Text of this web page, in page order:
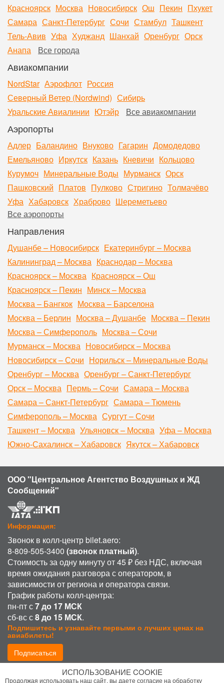
Красноярск Москва Новосибирск Ош Пекин Пхукет
Самара Санкт-Петербург Сочи Стамбул Ташкент
Тель-Авив Уфа Худжанд Шанхай Оренбург Орск
Анапа
Все города
Авиакомпании
NordStar Аэрофлот Россия
Северный Ветер (Nordwind) Сибирь
Уральские Авиалинии Ютэйр Все авиакомпании
Аэропорты
Адлер Баландино Внуково Гагарин Домодедово
Емельяново Иркутск Казань Кневичи Кольцово
Курумоч Минеральные Воды Мурманск Орск
Пашковский Платов Пулково Стригино Толмачёво
Уфа Хабаровск Храброво Шереметьево
Все аэропорты
Направления
Душанбе – Новосибирск Екатеринбург – Москва
Калининград – Москва Краснодар – Москва
Красноярск – Москва Красноярск – Ош
Красноярск – Пекин Минск – Москва
Москва – Бангкок Москва – Барселона
Москва – Берлин Москва – Душанбе Москва – Пекин
Москва – Симферополь Москва – Сочи
Мурманск – Москва Новосибирск – Москва
Новосибирск – Сочи Норильск – Минеральные Воды
Оренбург – Москва Оренбург – Санкт-Петербург
Орск – Москва Пермь – Сочи Самара – Москва
Самара – Санкт-Петербург Самара – Тюмень
Симферополь – Москва Сургут – Сочи
Ташкент – Москва Ульяновск – Москва Уфа – Москва
Южно-Сахалинск – Хабаровск Якутск – Хабаровск
ООО "Центральное Агентство Воздушных и ЖД
Сообщений"
Информация:
Звонок в колл-центр bilet.aero:
8-809-505-3400 (звонок платный).
Стоимость за одну минуту от 45 ₽ без НДС, включая
время ожидания разговора с оператором, в
зависимости от региона и оператора связи.
График работы колл-центра:
пн-пт с7 до 17 МСК
сб-вс с8 до 15 МСК.
Подпишитесь и узнавайте первыми о лучших ценах на
авиабилеты!
Подписаться
Присоединиться:
ИСПОЛЬЗОВАНИЕ COOKIE
Продолжая использовать наш сайт, вы даете согласие на обработку